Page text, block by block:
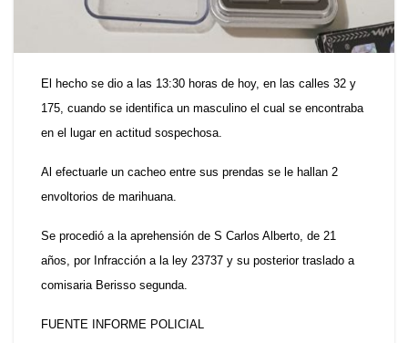
El hecho se dio a las 13:30 horas de hoy, en las calles 32 y
175, cuando se identifica un masculino el cual se encontraba
en el lugar en actitud sospechosa.
Al efectuarle un cacheo entre sus prendas se le hallan 2
envoltorios de marihuana.
Se procedió a la aprehensión de S Carlos Alberto, de 21
años, por Infracción a la ley 23737 y su posterior traslado a
comisaria Berisso segunda.
FUENTE INFORME POLICIAL